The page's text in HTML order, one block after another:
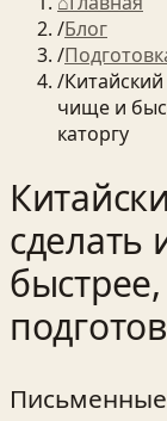
/Блог
/
/
чище и
каторгу